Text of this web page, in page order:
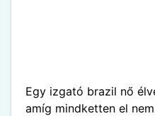
Egy izgató brazil nő
amíg mindketten el